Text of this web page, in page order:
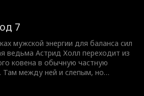
ослеп из-за проклятья, она
сделку. Астрид вернет ему
а Нейт выполнит любую ее просьбу.
ведьму ждет культурный шок,
вместе означает совсем не то,
думала!
7
мужской энергии для баланса сил
ведьма Астрид Холл переходит из
ковена в обычную частную
Там между ней и слепым, но